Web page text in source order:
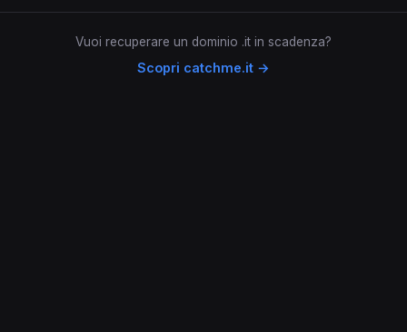
Vuoi recuperare un dominio .it in scadenza?
Scopri catchme.it →